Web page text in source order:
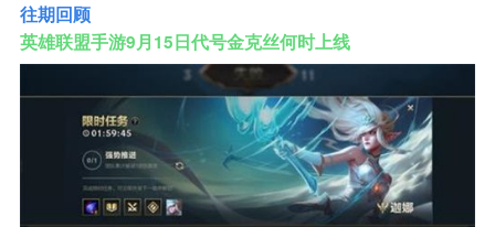
往期回顾
英雄联盟手游9月15日代号金克丝何时上线